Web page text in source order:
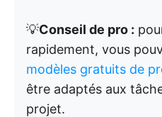
💡Conseil de pro :
rapidement, vous
modèles gratuits de
être adaptés aux
projet.